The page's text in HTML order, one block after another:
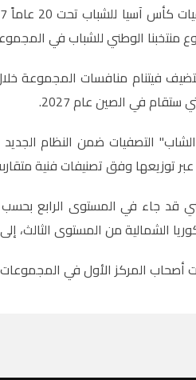
منتخبنا الوطني للشباب في
ستقام في الصين عام 2027
.
التصفيات ضمن النظام
عبر توزيعها وفق تصنيفات فنية
قد جاء في المستوى الرابع
الشمالية من المستوى
أصحاب المركز الأول في